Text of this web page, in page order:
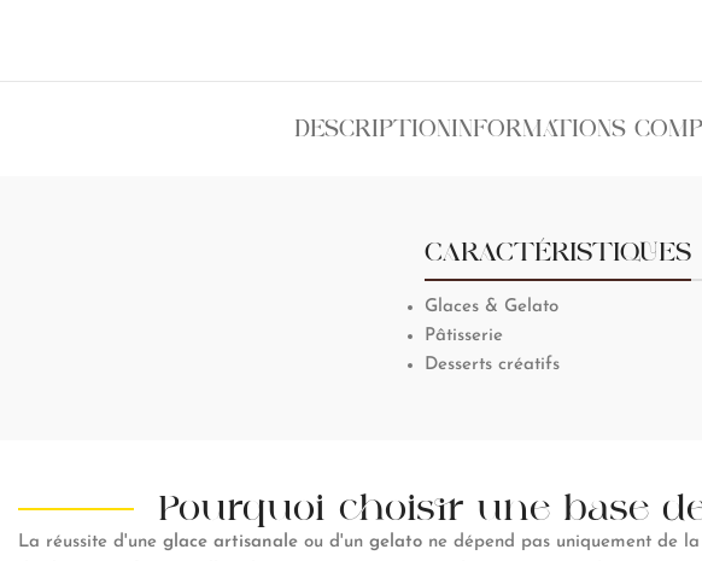
DESCRIPTIONINFORMATIONS
CARACTÉRISTIQUES
Glaces & Gelato
Pâtisserie
Desserts créatifs
Pourquoi choisir une base
La réussite d'une glace artisanale ou d'un gelato ne dépend pas uniquement de